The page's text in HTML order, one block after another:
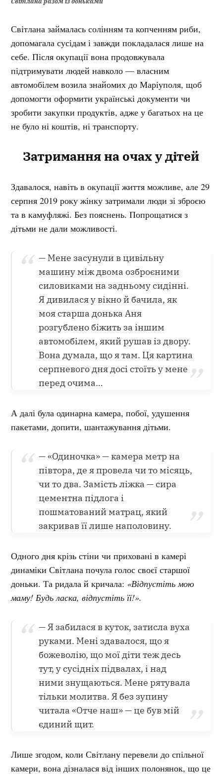
Світлана займалась солінням та копченням риби,
допомагала сусідам і завжди покладалася лише на
себе. Після окупації вона продовжувала
підтримувати людей навколо — власним
автомобілем возила знайомих до Маріуполя, щоб
допомогти оформити українські документи чи
зробити закупки продуктів, адже у багатьох на це
не було ні коштів, ні транспорту.
Затримання на очах у дітей
Здавалося, навіть в окупації життя можливе, але 29
серпня 2019 року жінку затримали люди зі зброєю
та в камуфляжі. Без пояснень. Попрощатися з
дітьми не дали можливості.
— Мене засунули в цивільну
машину між двома озброєними
силовиками на задньому сидінні.
Я дивилася у вікно й бачила, як
моя старша донька Аня
розгублено біжить за іншим
автомобілем, який рушав із двору.
Вона думала, що я там. Ця картина
серпневого дня досі стоїть у мене
перед очима…
А далі була одинарна камера, побої, удушення
пакетами, допити, шантажування дітьми.
— «Одиночка» — камера метр на
півтора, де я провела чи то місяць,
чи то два. Замість ліжка — сира
цементна підлога і
пошматований матрац, який
закривав її лише наполовину.
Одного дня крізь стіни чи приховані в камері
динаміки Світлана почула голос своєї старшої
доньки. Та ридала й кричала: «Відпустіть мою
маму! Будь ласка, відпустіть її!».
— Я забилася в куток, затисла вуха
руками. Мені здавалося, що я
божеволію, що мої діти теж десь
тут, у сусідніх підвалах, і над
ними знущаються. Мене рятувала
тільки молитва. Я без зупину
читала «Отче наш» — це був мій
єдиний щит.
Лише згодом, коли Світлану перевели до спільної
камери, вона дізналася від інших полонянок, що це